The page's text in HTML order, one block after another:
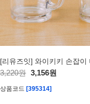
[리유즈잇] 와이키키 손잡이
3,220원 3,156원
상품코드 [395314]